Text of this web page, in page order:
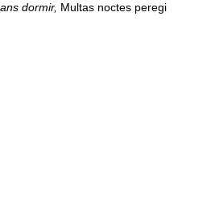
dormir, Multas noctes peregi